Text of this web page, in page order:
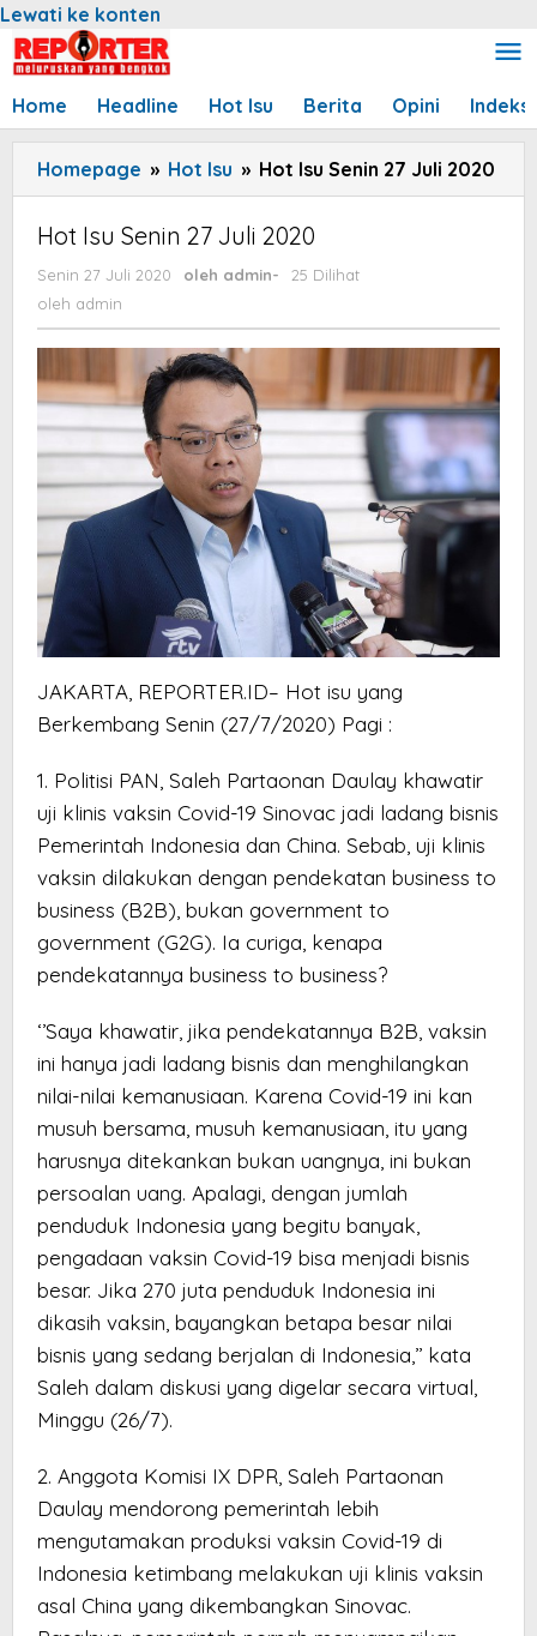
Lewati ke konten
Home Headline Hot Isu Berita Opini Indeks
Homepage » Hot Isu » Hot Isu Senin 27 Juli 2020
Hot Isu Senin 27 Juli 2020
Senin 27 Juli 2020 oleh admin-
25 Dilihat
oleh admin
JAKARTA, REPORTER.ID– Hot isu yang
Berkembang Senin (27/7/2020) Pagi :
1. Politisi PAN, Saleh Partaonan Daulay khawatir
uji klinis vaksin Covid-19 Sinovac jadi ladang bisnis
Pemerintah Indonesia dan China. Sebab, uji klinis
vaksin dilakukan dengan pendekatan business to
business (B2B), bukan government to
government (G2G). Ia curiga, kenapa
pendekatannya business to business?
‘’Saya khawatir, jika pendekatannya B2B, vaksin
ini hanya jadi ladang bisnis dan menghilangkan
nilai-nilai kemanusiaan. Karena Covid-19 ini kan
musuh bersama, musuh kemanusiaan, itu yang
harusnya ditekankan bukan uangnya, ini bukan
persoalan uang. Apalagi, dengan jumlah
penduduk Indonesia yang begitu banyak,
pengadaan vaksin Covid-19 bisa menjadi bisnis
besar. Jika 270 juta penduduk Indonesia ini
dikasih vaksin, bayangkan betapa besar nilai
bisnis yang sedang berjalan di Indonesia,’’ kata
Saleh dalam diskusi yang digelar secara virtual,
Minggu (26/7).
2. Anggota Komisi IX DPR, Saleh Partaonan
Daulay mendorong pemerintah lebih
mengutamakan produksi vaksin Covid-19 di
Indonesia ketimbang melakukan uji klinis vaksin
asal China yang dikembangkan Sinovac.